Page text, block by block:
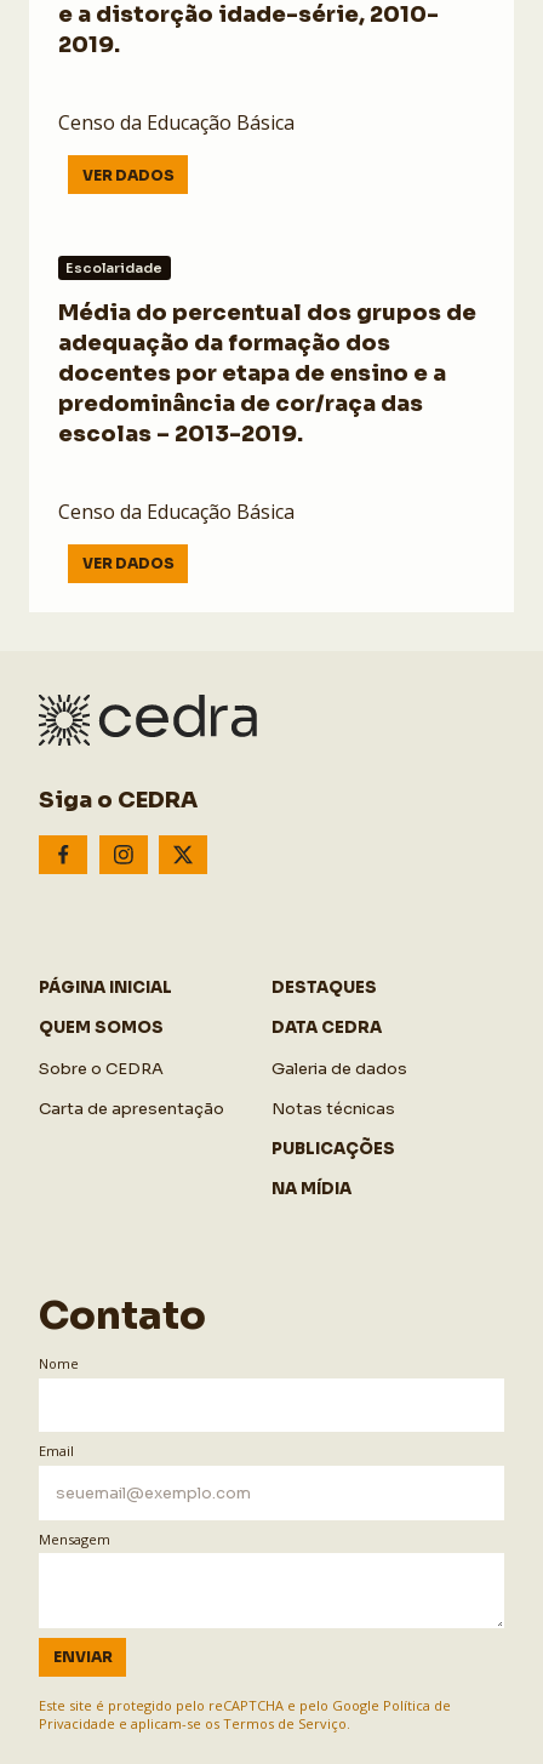
e a distorção idade-série, 2010-
2019.
Censo da Educação Básica
VER DADOS
Escolaridade
Média do percentual dos grupos de
adequação da formação dos
docentes por etapa de ensino e a
predominância de cor/raça das
escolas – 2013-2019.
Censo da Educação Básica
VER DADOS
Siga o CEDRA
PÁGINA INICIAL
QUEM SOMOS
Sobre o CEDRA
Carta de apresentação
DESTAQUES
DATA CEDRA
Galeria de dados
Notas técnicas
PUBLICAÇÕES
NA MÍDIA
Contato
Nome
Email
Mensagem
ENVIAR
Este site é protegido pelo reCAPTCHA e pelo Google Política de
Privacidade e aplicam-se os Termos de Serviço